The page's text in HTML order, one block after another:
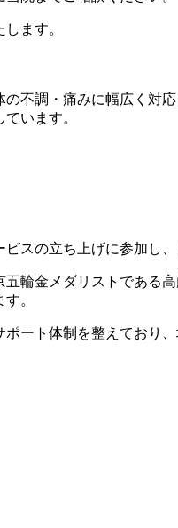
ます。
不調・痛みに幅広く
います。
スの立ち上げに参加し
輪金メダリストであ
。
ート体制を整えてお